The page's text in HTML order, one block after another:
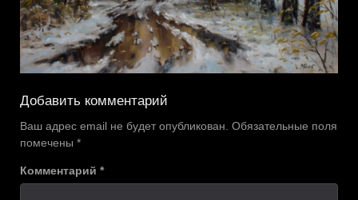
Добавить комментарий
Ваш адрес email не будет опубликован. Обязательные поля
помечены *
Комментарий *